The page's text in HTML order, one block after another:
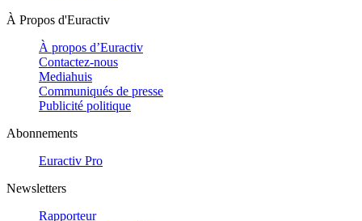
À Propos d'Euractiv
À propos d’Euractiv
Contactez-nous
Mediahuis
Communiqués de presse
Publicité politique
Abonnements
Euractiv Pro
Newsletters
Rapporteur